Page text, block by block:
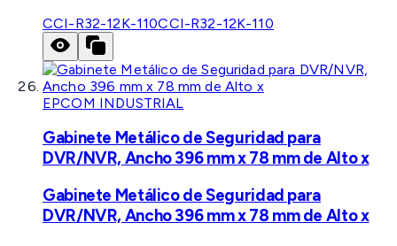
CCI-R32-12K-110CCI-R32-12K-110
EPCOM INDUSTRIAL
Gabinete Metálico de Seguridad para
DVR/NVR, Ancho 396 mm x 78 mm de Alto x
Gabinete Metálico de Seguridad para
DVR/NVR, Ancho 396 mm x 78 mm de Alto x